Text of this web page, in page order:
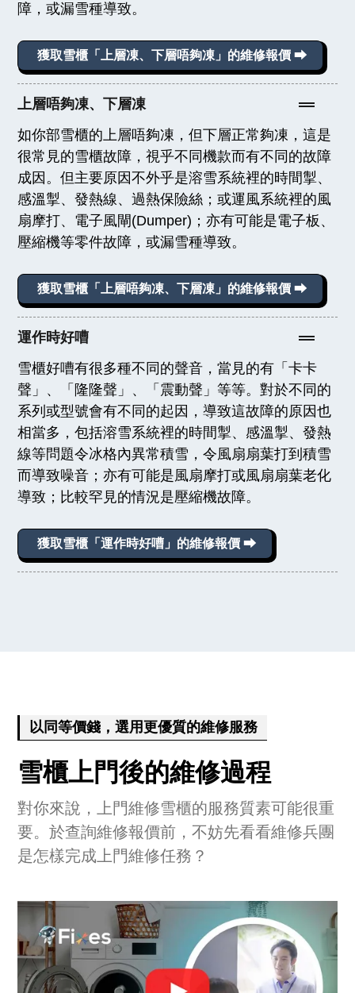
障，或漏雪種導致。
獲取雪櫃「上層凍、下層唔夠凍」的維修報價 ⮕
上層唔夠凍、下層凍
如你部雪櫃的上層唔夠凍，但下層正常夠凍，這是
很常見的雪櫃故障，視乎不同機款而有不同的故障
成因。但主要原因不外乎是溶雪系統裡的時間掣、
感溫掣、發熱線、過熱保險絲；或運風系統裡的風
扇摩打、電子風閘(Dumper)；亦有可能是電子板、
壓縮機等零件故障，或漏雪種導致。
獲取雪櫃「上層唔夠凍、下層凍」的維修報價 ⮕
運作時好嘈
雪櫃好嘈有很多種不同的聲音，當見的有「卡卡
聲」、「隆隆聲」、「震動聲」等等。對於不同的
系列或型號會有不同的起因，導致這故障的原因也
相當多，包括溶雪系統裡的時間掣、感溫掣、發熱
線等問題令冰格內異常積雪，令風扇扇葉打到積雪
而導致噪音；亦有可能是風扇摩打或風扇扇葉老化
導致；比較罕見的情況是壓縮機故障。
獲取雪櫃「運作時好嘈」的維修報價 ⮕
以同等價錢，選用更優質的維修服務
雪櫃上門後的維修過程
對你來說，上門維修雪櫃的服務質素可能很重
要。於查詢維修報價前，不妨先看看維修兵團
是怎樣完成上門維修任務？